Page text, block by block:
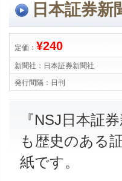
日本証券新
定価： ¥240
新聞社： 日本証券新聞社
発行間隔： 日刊
『NSJ日本証
も歴史のある
紙です。